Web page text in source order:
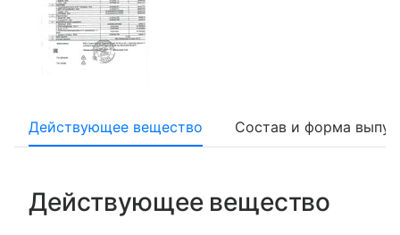
Действующее вещество Состав и форма
Действующее вещество